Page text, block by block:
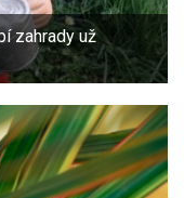
zahrady už